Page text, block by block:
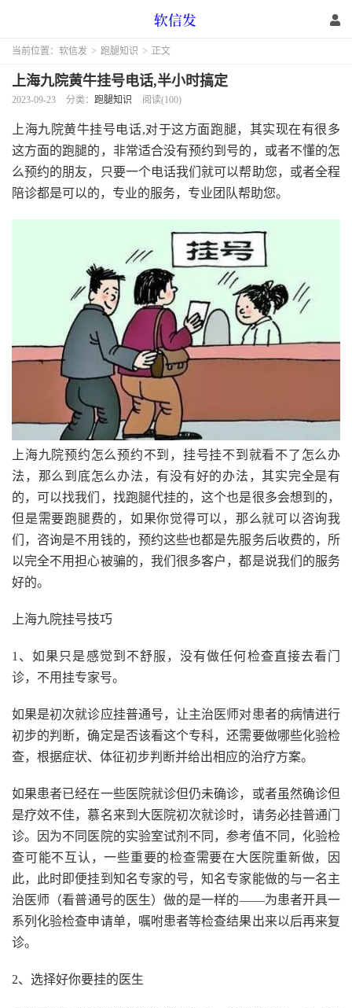
当前位置： 软信发 > 跑腿知识 > 正文
上海九院黄牛挂号电话,半小时搞定
2023-09-23 分类： 跑腿知识 阅读(100)
上海九院黄牛挂号电话,对于这方面跑腿，其实现在有很多
这方面的跑腿的，非常适合没有预约到号的，或者不懂的怎
么预约的朋友，只要一个电话我们就可以帮助您，或者全程
陪诊都是可以的，专业的服务，专业团队帮助您。
上海九院预约怎么预约不到，挂号挂不到就看不了怎么办
法，那么到底怎么办法，有没有好的办法，其实完全是有
的，可以找我们，找跑腿代挂的，这个也是很多会想到的，
但是需要跑腿费的，如果你觉得可以，那么就可以咨询我
们，咨询是不用钱的，预约这些也都是先服务后收费的，所
以完全不用担心被骗的，我们很多客户，都是说我们的服务
好的。
上海九院挂号技巧
1、如果只是感觉到不舒服，没有做任何检查直接去看门
诊，不用挂专家号。
如果是初次就诊应挂普通号，让主治医师对患者的病情进行
初步的判断，确定是否该看这个专科，还需要做哪些化验检
查，根据症状、体征初步判断并给出相应的治疗方案。
如果患者已经在一些医院就诊但仍未确诊，或者虽然确诊但
是疗效不佳，慕名来到大医院初次就诊时，请务必挂普通门
诊。因为不同医院的实验室试剂不同，参考值不同，化验检
查可能不互认，一些重要的检查需要在大医院重新做，因
此，此时即便挂到知名专家的号，知名专家能做的与一名主
治医师（看普通号的医生）做的是一样的——为患者开具一
系列化验检查申请单，嘱咐患者等检查结果出来以后再来复
诊。
2、选择好你要挂的医生